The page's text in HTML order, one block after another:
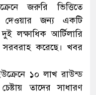
জরুরি ভিত্তিতে
দেওয়ার জন্য একটি
লক্ষাধিক আর্টিলারি
সরবরাহ করেছে। খবর
১০ লাখ রাউন্ড
তাদের সাধারণ